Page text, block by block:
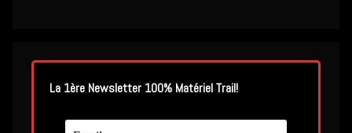
La 1ère Newsletter 100% Matériel Trail!